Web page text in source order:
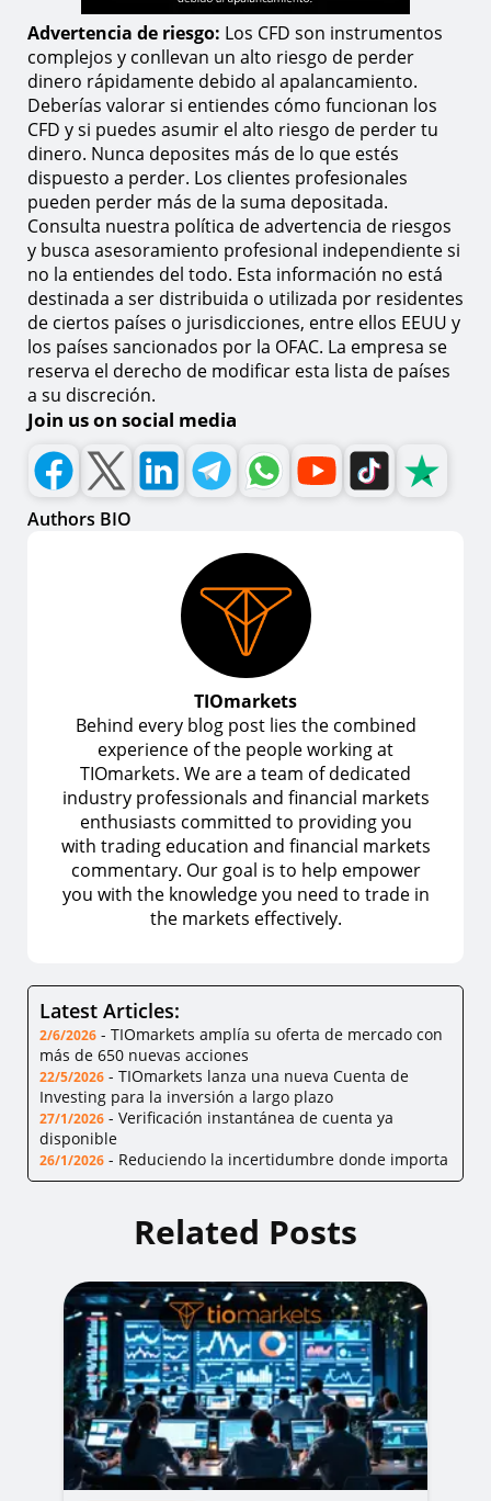
Advertencia de riesgo: Los CFD son instrumentos
complejos y conllevan un alto riesgo de perder
dinero rápidamente debido al apalancamiento.
Deberías valorar si entiendes cómo funcionan los
CFD y si puedes asumir el alto riesgo de perder tu
dinero. Nunca deposites más de lo que estés
dispuesto a perder. Los clientes profesionales
pueden perder más de la suma depositada.
Consulta nuestra política de advertencia de riesgos
y busca asesoramiento profesional independiente si
no la entiendes del todo. Esta información no está
destinada a ser distribuida o utilizada por residentes
de ciertos países o jurisdicciones, entre ellos EEUU y
los países sancionados por la OFAC. La empresa se
reserva el derecho de modificar esta lista de países
a su discreción.
Join us on social media
Authors BIO
TIOmarkets
Behind every blog post lies the combined
experience of the people working at
TIOmarkets. We are a team of dedicated
industry professionals and financial markets
enthusiasts committed to providing you
with trading education and financial markets
commentary. Our goal is to help empower
you with the knowledge you need to trade in
the markets effectively.
Latest Articles:
2/6/2026 - TIOmarkets amplía su oferta de mercado con
más de 650 nuevas acciones
22/5/2026 - TIOmarkets lanza una nueva Cuenta de
Investing para la inversión a largo plazo
27/1/2026 - Verificación instantánea de cuenta ya
disponible
26/1/2026 - Reduciendo la incertidumbre donde importa
Related Posts